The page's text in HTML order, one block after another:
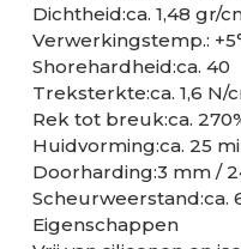
Dichtheid:ca. 1,48 gr/
Verwerkingstemp.:
Shorehardheid:ca. 40
Treksterkte:ca. 1,6 N/
Rek tot breuk:ca.
Huidvorming:ca. 25
Doorharding:3 mm /
Scheurweerstand:ca.
Eigenschappen